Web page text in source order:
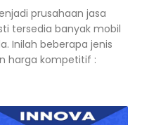
prusahaan jasa
tersedia banyak mobil
Inilah beberapa jenis
harga kompetitif :